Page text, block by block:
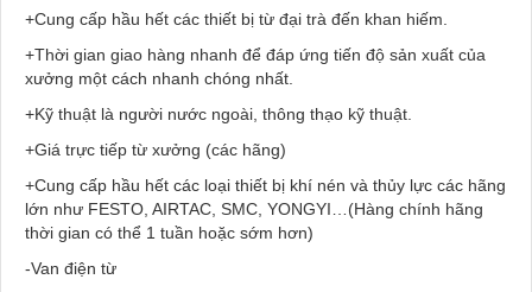
+Cung cấp hầu hết các thiết bị từ đại trà đến khan hiếm.
+Thời gian giao hàng nhanh để đáp ứng tiến độ sản xuất của
xưởng một cách nhanh chóng nhất.
+Kỹ thuật là người nước ngoài, thông thạo kỹ thuật.
+Giá trực tiếp từ xưởng (các hãng)
+Cung cấp hầu hết các loại thiết bị khí nén và thủy lực các hãng
lớn như FESTO, AIRTAC, SMC, YONGYI…(Hàng chính hãng
thời gian có thể 1 tuần hoặc sớm hơn)
-Van điện từ